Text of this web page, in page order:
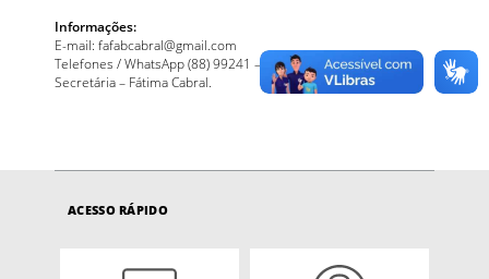
Informações:
E-mail: fafabcabral@gmail.com
Telefones / WhatsApp (88) 99241 – 8896
Secretária – Fátima Cabral.
ACESSO RÁPIDO